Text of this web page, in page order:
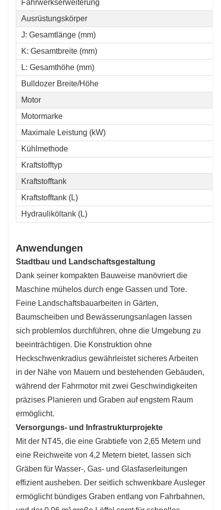
Fahrwerkserweiterung
Ausrüstungskörper
J: Gesamtlänge (mm)
K: Gesamtbreite (mm)
L: Gesamthöhe (mm)
Bulldozer Breite/Höhe
Motor
Motormarke
Maximale Leistung (kW)
Kühlmethode
Kraftstofftyp
Kraftstofftank
Kraftstofftank (L)
Hydrauliköltank (L)
Anwendungen
Stadtbau und Landschaftsgestaltung
Dank seiner kompakten Bauweise manövriert die
Maschine mühelos durch enge Gassen und Tore.
Feine Landschaftsbauarbeiten in Gärten,
Baumscheiben und Bewässerungsanlagen lassen
sich problemlos durchführen, ohne die Umgebung zu
beeinträchtigen. Die Konstruktion ohne
Heckschwenkradius gewährleistet sicheres Arbeiten
in der Nähe von Mauern und bestehenden Gebäuden,
während der Fahrmotor mit zwei Geschwindigkeiten
präzises Planieren und Graben auf engstem Raum
ermöglicht.
Versorgungs- und Infrastrukturprojekte
Mit der NT45, die eine Grabtiefe von 2,65 Metern und
eine Reichweite von 4,2 Metern bietet, lassen sich
Gräben für Wasser-, Gas- und Glasfaserleitungen
effizient ausheben. Der seitlich schwenkbare Ausleger
ermöglicht bündiges Graben entlang von Fahrbahnen,